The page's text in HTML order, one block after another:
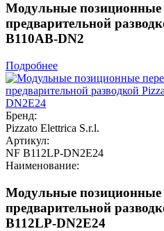
Модульные позиционные
предварительной
B110AB-DN2
Подробнее
Бренд:
Pizzato Elettrica S.r.l.
Артикул:
NF B112LP-DN2E24
Наименование:
Модульные позиционные
предварительной
B112LP-DN2E24